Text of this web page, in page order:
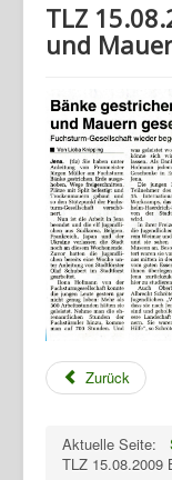
Home
Archiv
TLZ
und
Zurück
Aktuelle Seite:
TLZ 15.08.2009